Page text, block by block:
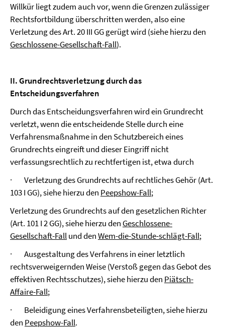
Willkür liegt zudem auch vor, wenn die Grenzen zulässiger
Rechtsfortbildung überschritten werden, also eine
Verletzung des Art. 20 III GG gerügt wird (siehe hierzu den
Geschlossene-Gesellschaft-Fall).
II. Grundrechtsverletzung durch das
Entscheidungsverfahren
Durch das Entscheidungsverfahren wird ein Grundrecht
verletzt, wenn die entscheidende Stelle durch eine
Verfahrensmaßnahme in den Schutzbereich eines
Grundrechts eingreift und dieser Eingriff nicht
verfassungsrechtlich zu rechtfertigen ist, etwa durch
·
Verletzung des Grundrechts auf rechtliches Gehör (Art.
103 I GG), siehe hierzu den Peepshow-Fall;
Verletzung des Grundrechts auf den gesetzlichen Richter
(Art. 101 I 2 GG), siehe hierzu den Geschlossene-
Gesellschaft-Fallund denWem-die-Stunde-schlägt-Fall;
·
Ausgestaltung des Verfahrens in einer letztlich
rechtsverweigernden Weise (Verstoß gegen das Gebot des
effektiven Rechtsschutzes), siehe hierzu den Piätsch-
Affaire-Fall;
·
Beleidigung eines Verfahrensbeteiligten, siehe hierzu
den Peepshow-Fall.